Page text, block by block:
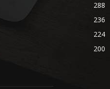
288
236
224
200